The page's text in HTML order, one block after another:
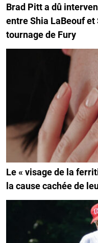
Brad Pitt a dû
entre Shia LaBeouf
tournage de Fury
Le « visage de la
la cause cachée de